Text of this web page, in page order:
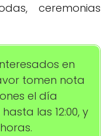
ceremonias
en
tomen nota
el día
las 12:00, y